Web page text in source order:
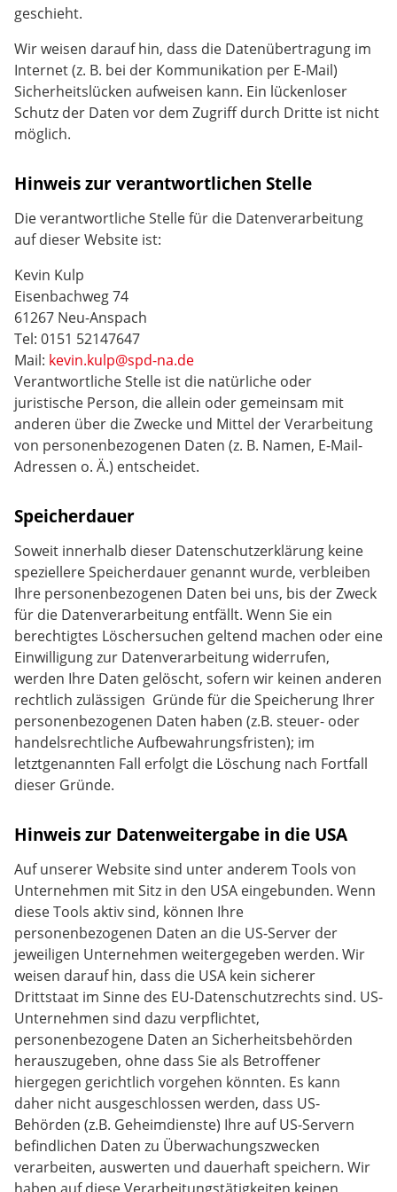
geschieht.
Wir weisen darauf hin, dass die Datenübertragung im
Internet (z. B. bei der Kommunikation per E-Mail)
Sicherheitslücken aufweisen kann. Ein lückenloser
Schutz der Daten vor dem Zugriff durch Dritte ist nicht
möglich.
Hinweis zur verantwortlichen Stelle
Die verantwortliche Stelle für die Datenverarbeitung
auf dieser Website ist:
Kevin Kulp
Eisenbachweg 74
61267 Neu-Anspach
Tel: 0151 52147647
Mail: kevin.kulp@spd-na.de
Verantwortliche Stelle ist die natürliche oder
juristische Person, die allein oder gemeinsam mit
anderen über die Zwecke und Mittel der Verarbeitung
von personenbezogenen Daten (z. B. Namen, E-Mail-
Adressen o. Ä.) entscheidet.
Speicherdauer
Soweit innerhalb dieser Datenschutzerklärung keine
speziellere Speicherdauer genannt wurde, verbleiben
Ihre personenbezogenen Daten bei uns, bis der Zweck
für die Datenverarbeitung entfällt. Wenn Sie ein
berechtigtes Löschersuchen geltend machen oder eine
Einwilligung zur Datenverarbeitung widerrufen,
werden Ihre Daten gelöscht, sofern wir keinen anderen
rechtlich zulässigen Gründe für die Speicherung Ihrer
personenbezogenen Daten haben (z.B. steuer- oder
handelsrechtliche Aufbewahrungsfristen); im
letztgenannten Fall erfolgt die Löschung nach Fortfall
dieser Gründe.
Hinweis zur Datenweitergabe in die USA
Auf unserer Website sind unter anderem Tools von
Unternehmen mit Sitz in den USA eingebunden. Wenn
diese Tools aktiv sind, können Ihre
personenbezogenen Daten an die US-Server der
jeweiligen Unternehmen weitergegeben werden. Wir
weisen darauf hin, dass die USA kein sicherer
Drittstaat im Sinne des EU-Datenschutzrechts sind. US-
Unternehmen sind dazu verpflichtet,
personenbezogene Daten an Sicherheitsbehörden
herauszugeben, ohne dass Sie als Betroffener
hiergegen gerichtlich vorgehen könnten. Es kann
daher nicht ausgeschlossen werden, dass US-
Behörden (z.B. Geheimdienste) Ihre auf US-Servern
befindlichen Daten zu Überwachungszwecken
verarbeiten, auswerten und dauerhaft speichern. Wir